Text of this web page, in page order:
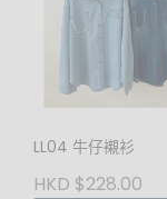
LL04 牛仔襯衫
HKD $228.00